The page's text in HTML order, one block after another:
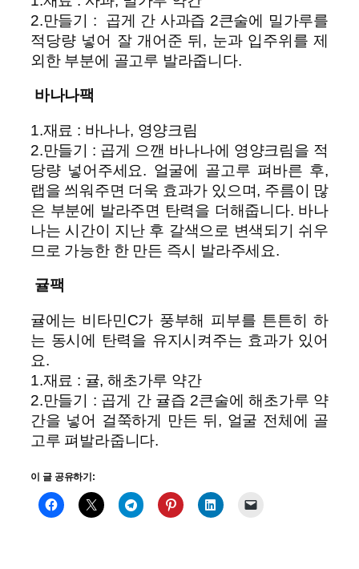
2.만들기 : 곱게 간 사과즙 2큰술에 밀가루를
적당량 넣어 잘 개어준 뒤, 눈과 입주위를 제
외한 부분에 골고루 발라줍니다.
바나나팩
1.재료 : 바나나, 영양크림
2.만들기 : 곱게 으깬 바나나에 영양크림을 적
당량 넣어주세요. 얼굴에 골고루 펴바른 후,
랩을 씌워주면 더욱 효과가 있으며, 주름이 많
은 부분에 발라주면 탄력을 더해줍니다. 바나
나는 시간이 지난 후 갈색으로 변색되기 쉬우
므로 가능한 한 만든 즉시 발라주세요.
귤팩
귤에는 비타민C가 풍부해 피부를 튼튼히 하
는 동시에 탄력을 유지시켜주는 효과가 있어
요.
1.재료 : 귤, 해초가루 약간
2.만들기 : 곱게 간 귤즙 2큰술에 해초가루 약
간을 넣어 걸쭉하게 만든 뒤, 얼굴 전체에 골
고루 펴발라줍니다.
이 글 공유하기: